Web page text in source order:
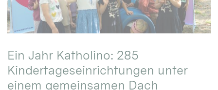
Ein Jahr Katholino: 285
Kindertageseinrichtungen unter
einem gemeinsamen Dach